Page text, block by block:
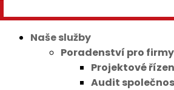
Naše služby
Poradenství pro firmy
Projektové
Audit